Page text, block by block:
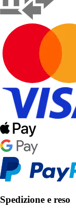
Spedizione e reso